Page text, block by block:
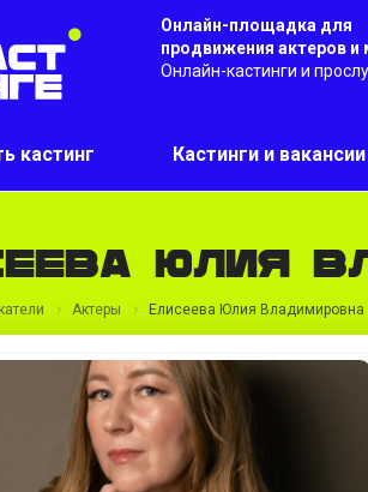
Онлайн-площадка для
продвижения актеров и
Онлайн-кастинги и
кастинг Кастинги и вакансии
Юлия
Актеры Елисеева Юлия Владимировна